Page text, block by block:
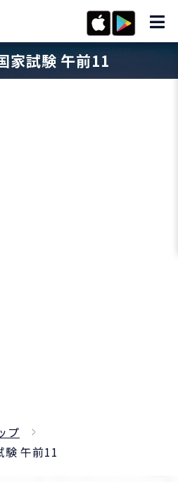
家試験 午前11
プ
験 午前11